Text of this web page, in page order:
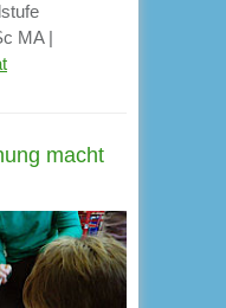
MA |
macht